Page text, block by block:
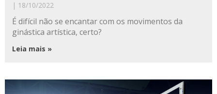
18/10/2022
É difícil não se encantar com os movimentos da
ginástica artística, certo?
Leia mais »